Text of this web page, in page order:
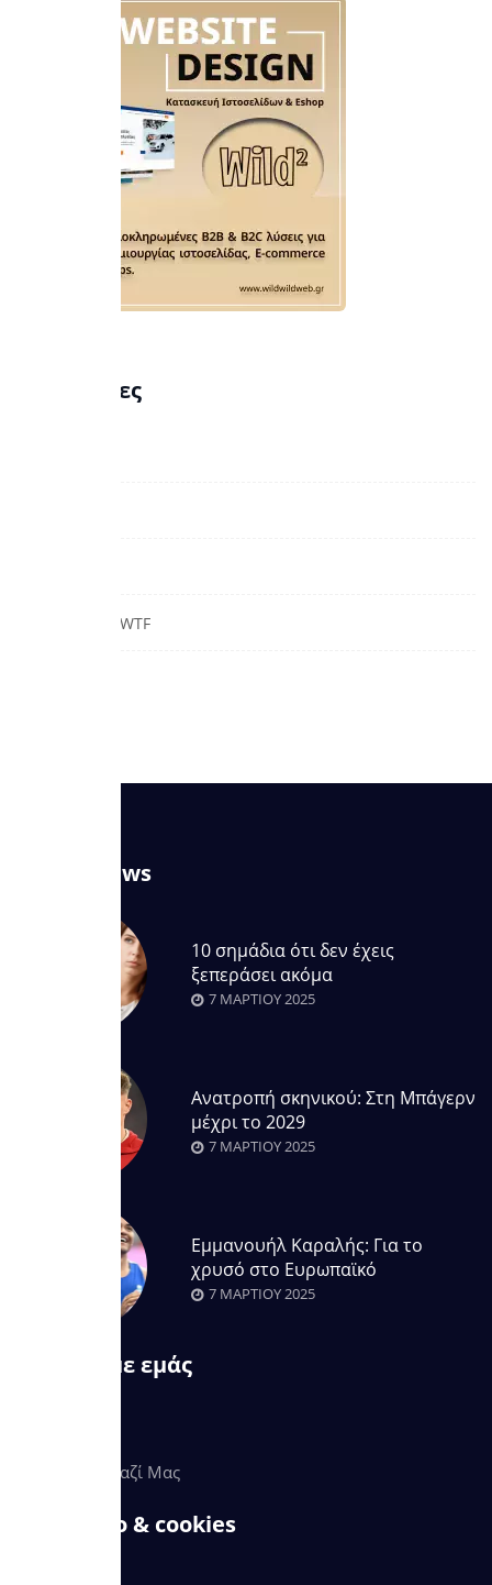
Κατηγορίες
Δεν Υπάρχει / WTF
Latest News
10 σημάδια ότι δεν έχεις
ξεπεράσει ακόμα
7 ΜΑΡΤΊΟΥ 2025
Ανατροπή σκηνικού: Στη Μπάγερν
μέχρι το 2029
7 ΜΑΡΤΊΟΥ 2025
Εμμανουήλ Καραλής: Για το
χρυσό στο Ευρωπαϊκό
7 ΜΑΡΤΊΟΥ 2025
Σχετικά με εμάς
Εργαστείτε Μαζί Μας
Απόρρητο & cookies